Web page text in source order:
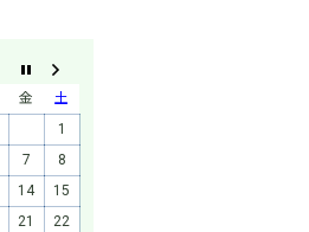
金
土
1
7
8
14
15
21
22